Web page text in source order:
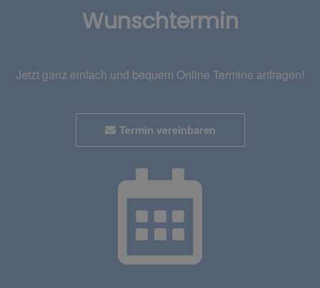
Wunschtermin
Jetzt ganz einfach und bequem Online Termine anfragen!
Termin vereinbaren